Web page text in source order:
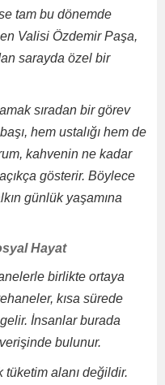
tam bu dönemde
Valisi Özdemir Paşa,
sarayda özel bir
sıradan bir görev
hem ustalığı hem de
kahvenin ne kadar
gösterir. Böylece
günlük yaşamına
Hayat
birlikte ortaya
kısa sürede
İnsanlar burada
bulunur.
tüketim alanı değildir.